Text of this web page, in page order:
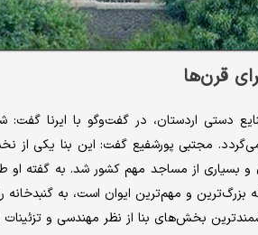
قرن‌ها
دستی اردستان، در گفت‌وگو با ایرنا
مجتبی پورشفیع گفت: این بنا یکی از
بسیاری از مساجد مهم کشور شد. به گفته او
و مهم‌ترین ایوان است، به گنبدخانه
بخش‌های بنا از نظر مهندسی و